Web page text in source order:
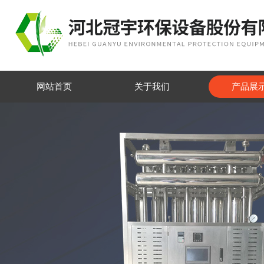
网站首页 关于我们 产品展